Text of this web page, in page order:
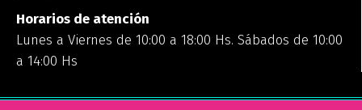
Horarios de atención
Lunes a Viernes de 10:00 a 18:00 Hs. Sábados de 10:00
a 14:00 Hs